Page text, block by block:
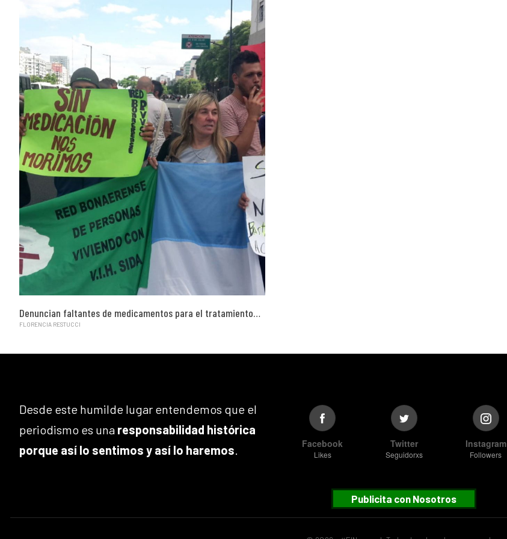
Denuncian faltantes de medicamentos para el tratamiento…
FLORENCIA RESTUCCI
Desde este humilde lugar entendemos que el
periodismo es una responsabilidad histórica
porque así lo sentimos y así lo haremos
Facebook
Likes
Twitter
Seguidorxs
Instagram
Followers
Publicita con Nosotros